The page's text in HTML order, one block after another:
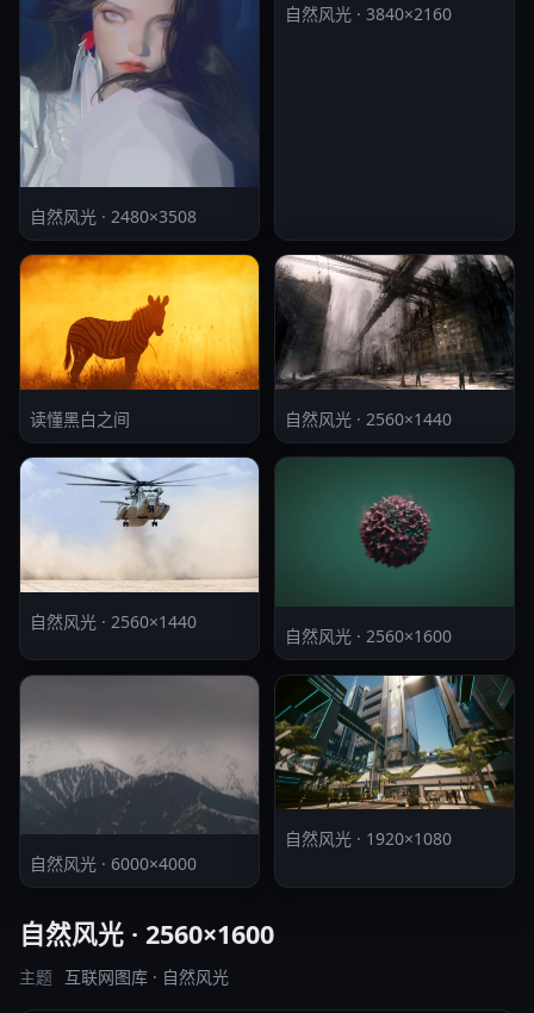
自然风光 · 2480×3508
自然风光 · 3840×2160
读懂黑白之间 自然风光 · 2560×1440
自然风光 · 2560×1440
自然风光 · 2560×1600
自然风光 · 6000×4000
自然风光 · 1920×1080
自然风光 · 2560×1600
主题 互联网图库 · 自然风光